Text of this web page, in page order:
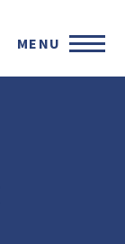
MENU